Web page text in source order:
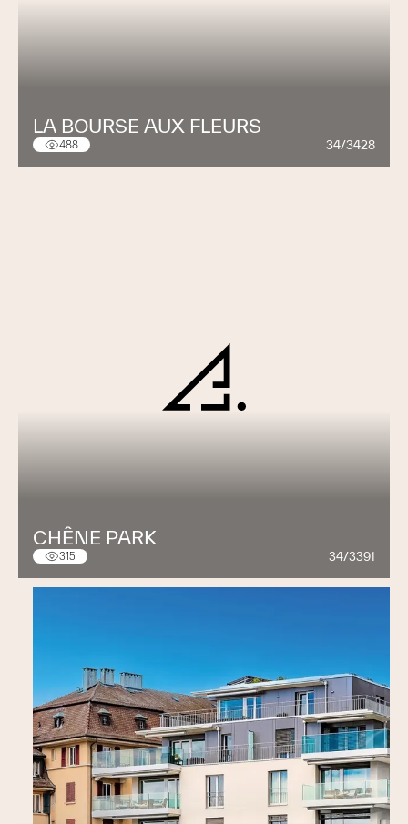
LA BOURSE AUX FLEURS
488 34/3428
CHÊNE PARK
315 34/3391